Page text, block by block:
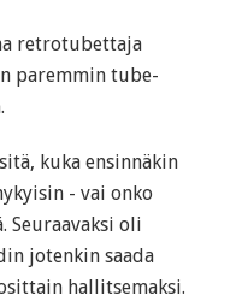
retrotubettaja
paremmin tube-
sitä, kuka ensinnäkin
- vai onko
Seuraavaksi oli
jotenkin saada
hallitsemaksi.